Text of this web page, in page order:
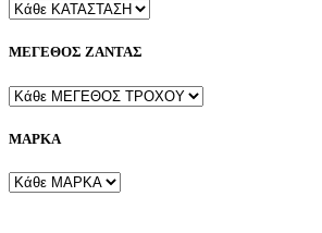
ΜΕΓΕΘΟΣ ΖΑΝΤΑΣ
ΜΑΡΚΑ